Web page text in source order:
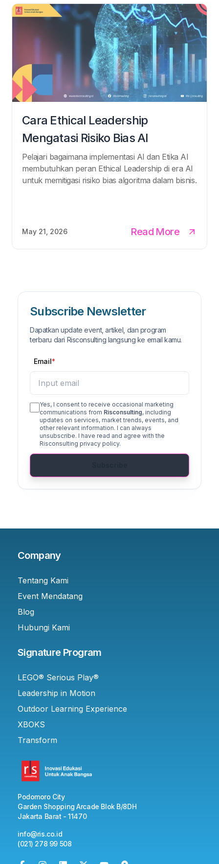
Cara Ethical Leadership
Mengatasi Risiko Bias AI
Pelajari bagaimana implementasi AI dan Etika AI
membutuhkan peran Ethical Leadership di era AI
untuk memitigasi risiko bias algoritma dalam bisnis.
May 21, 2026 Read More
Subscribe Newsletter
Dapatkan update event, artikel, dan program
terbaru dari Risconsulting langsung ke email kamu.
Email
Yes, I consent to receive occasional marketing
communications from Risconsulting, including
updates on services, market trends, events, and
other relevant information. I can always
unsubscribe. I have read and agree with the
Risconsulting privacy policy.
Company
Tentang Kami
Event Mendatang
Blog
Hubungi Kami
Signature Program
LEGO® Serious Play®
Leadership in Motion
Outdoor Learning Experience
XBOKS
Transform
Podomoro City
Garden Shopping Arcade Blok B/8DH
Jakarta Barat - 11470
info@ris.co.id
(021) 278 99 508